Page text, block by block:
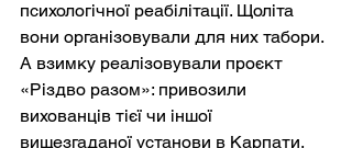
психологічної реабілітації. Щоліта
вони організовували для них табори.
А взимку реалізовували проєкт
«Різдво разом»: привозили
вихованців тієї чи іншої
вищезгаданої установи в Карпати,